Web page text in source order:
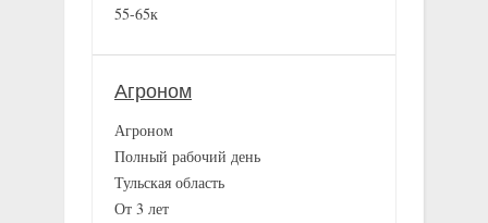
55-65к
Агроном
Агроном
Полный рабочий день
Тульская область
От 3 лет